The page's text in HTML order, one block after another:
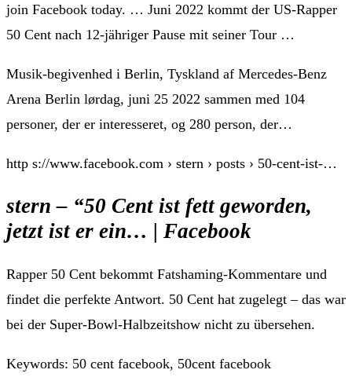
join Facebook today. … Juni 2022 kommt der US-Rapper
50 Cent nach 12-jähriger Pause mit seiner Tour …
Musik-begivenhed i Berlin, Tyskland af Mercedes-Benz
Arena Berlin lørdag, juni 25 2022 sammen med 104
personer, der er interesseret, og 280 person, der…
http s://www.facebook.com › stern › posts › 50-cent-ist-…
stern – “50 Cent ist fett geworden,
jetzt ist er ein… | Facebook
Rapper 50 Cent bekommt Fatshaming-Kommentare und
findet die perfekte Antwort. 50 Cent hat zugelegt – das war
bei der Super-Bowl-Halbzeitshow nicht zu übersehen.
Keywords: 50 cent facebook, 50cent facebook